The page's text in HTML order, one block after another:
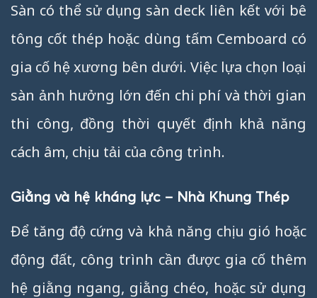
Sàn có thể sử dụng sàn deck liên kết với bê
tông cốt thép hoặc dùng tấm Cemboard có
gia cố hệ xương bên dưới. Việc lựa chọn loại
sàn ảnh hưởng lớn đến chi phí và thời gian
thi công, đồng thời quyết định khả năng
cách âm, chịu tải của công trình.
Giằng và hệ kháng lực – Nhà Khung Thép
Để tăng độ cứng và khả năng chịu gió hoặc
động đất, công trình cần được gia cố thêm
hệ giằng ngang, giằng chéo, hoặc sử dụng